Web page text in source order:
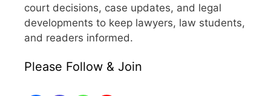
court decisions, case updates, and legal
developments to keep lawyers, law students,
and readers informed.
Please Follow & Join